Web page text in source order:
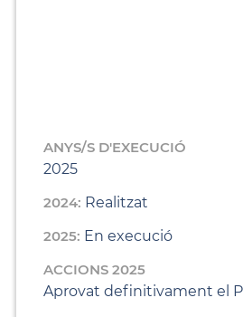
ANYS/S D'EXECUCIÓ
2025
2024: Realitzat
2025: En execució
ACCIONS 2025
Aprovat definitivament el